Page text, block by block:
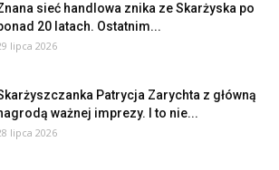
sieć handlowa znika ze Skarżyska po
20 latach. Ostatnim...
lipca 2026
Patrycja Zarychta z główną
ważnej imprezy. I to nie...
lipca 2026